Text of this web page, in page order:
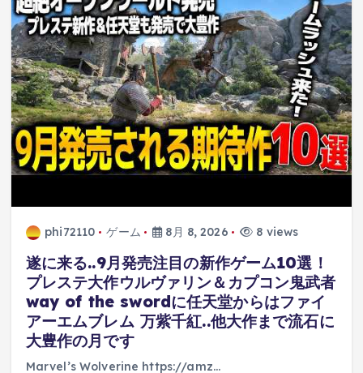
phi72110 ゲーム 8月 8, 2026 8 views
遂に来る..9月発売注目の新作ゲーム10選！
プレステ大作ウルヴァリン＆カプコン鬼武者
way of the swordに任天堂からはファイ
アーエムブレム 万紫千紅..他大作まで流石に
大豊作の月です
Marvel’s Wolverine https://amz…